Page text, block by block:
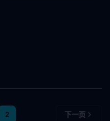
2 下一页